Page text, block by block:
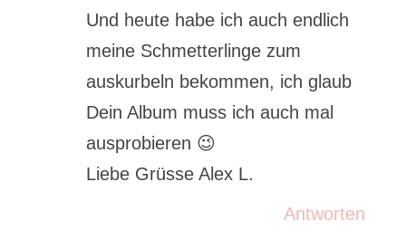
Und heute habe ich auch endlich
meine Schmetterlinge zum
auskurbeln bekommen, ich glaub
Dein Album muss ich auch mal
ausprobieren 😉
Liebe Grüsse Alex L.
Antworten